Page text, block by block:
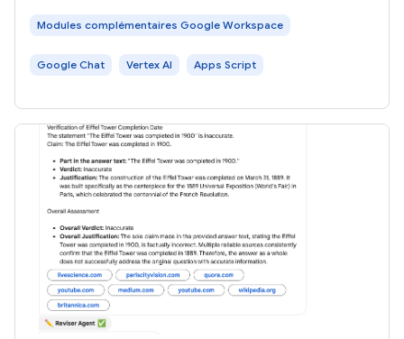
Modules complémentaires Google Workspace
Google Chat Vertex AI Apps Script